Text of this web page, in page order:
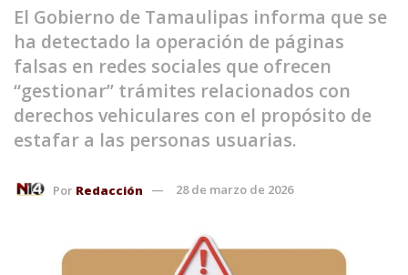
El Gobierno de Tamaulipas informa que se
ha detectado la operación de páginas
falsas en redes sociales que ofrecen
“gestionar” trámites relacionados con
derechos vehiculares con el propósito de
estafar a las personas usuarias.
Por Redacción 28 de marzo de 2026